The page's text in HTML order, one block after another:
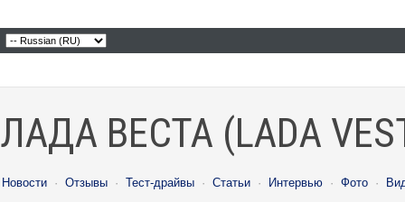
ЛАДА ВЕСТА (LADA
Новости · Отзывы · Тест-драйвы · Статьи · Интервью · Фото ·